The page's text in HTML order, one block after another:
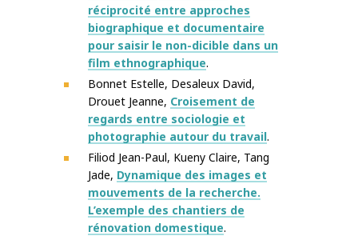
réciprocité entre approches
biographique et documentaire
pour saisir le non-dicible dans un
film ethnographique.
Bonnet Estelle, Desaleux David,
Drouet Jeanne, Croisement de
regards entre sociologie et
photographie autour du travail.
Filiod Jean-Paul, Kueny Claire, Tang
Jade, Dynamique des images et
mouvements de la recherche.
L’exemple des chantiers de
rénovation domestique.